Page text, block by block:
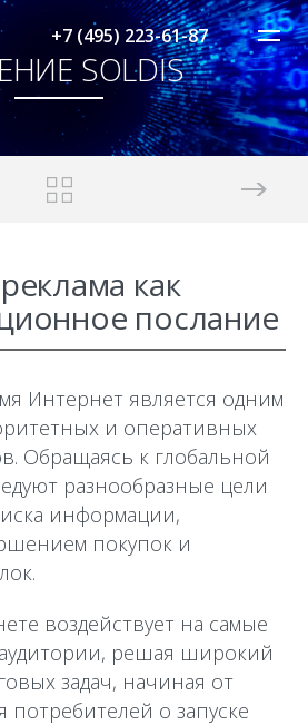
+7 (495) 223-61-87
SOLDIS
как
послание
Интернет является одним
и оперативных
Обращаясь к глобальной
разнообразные цели
информации,
покупок и
воздействует на самые
решая широкий
задач, начиная от
о запуске